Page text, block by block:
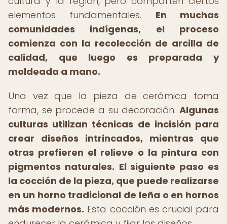
elementos fundamentales. En muchas
comunidades indígenas, el proceso
comienza con la recolección de arcilla de
calidad, que luego es preparada y
moldeada a mano.
Una vez que la pieza de cerámica toma
forma, se procede a su decoración. Algunas
culturas utilizan técnicas de incisión para
crear diseños intrincados, mientras que
otras prefieren el relieve o la pintura con
pigmentos naturales. El siguiente paso es
la cocción de la pieza, que puede realizarse
en un horno tradicional de leña o en hornos
más modernos. Esta cocción es crucial para